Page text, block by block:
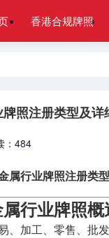
香港合规牌照
照注册类型及详
：484
属行业牌照注册类
行业牌照概
、加工、零售、批